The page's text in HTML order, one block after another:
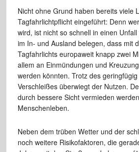
Nicht ohne Grund haben bereits viele
Tagfahrlichtpflicht eingeführt: Denn
wird, ist nicht so schnell in einen
im In- und Ausland belegen, dass mit
Tagfahrlichts europaweit knapp zwei
allem an Einmündungen und
werden könnten. Trotz des
Verschleißes überwiegt der Nutzen.
durch bessere Sicht vermieden
Menschenleben.
Neben dem trüben Wetter und der
noch weitere Risikofaktoren, die